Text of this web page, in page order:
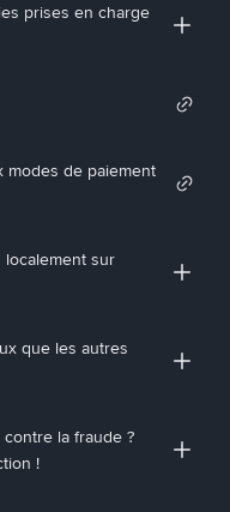
prises en charge
modes de paiement
sur
que les autres
la fraude ?
!